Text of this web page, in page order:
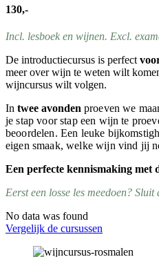
130,-
Incl. lesboek en wijnen. Excl.
De introductiecursus is perfect
meer over wijn te weten wilt
wijncursus wilt volgen.
In twee avonden proeven we
je stap voor stap een wijn te
beoordelen. Een leuke
eigen smaak, welke wijn vind jij
Een perfecte kennismaking met
Eerst een losse les meedoen?
No data was found
Vergelijk de cursussen